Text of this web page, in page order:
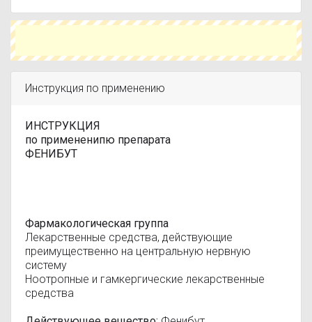
Инструкция по применению
ИНСТРУКЦИЯ
по примененипю препарата
ФЕНИБУТ
Фармакологическая группа
Лекарственные средства, действующие
преимущественно на центральную нервную
систему
Ноотропные и гамкергические лекарственные
средства